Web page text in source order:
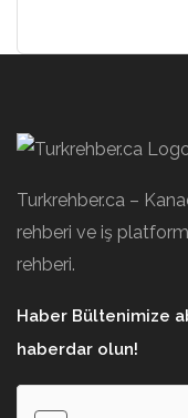
Turkrehber.ca –
rehberi ve iş
rehberi.
Haber Bültenimize
haberdar olun!